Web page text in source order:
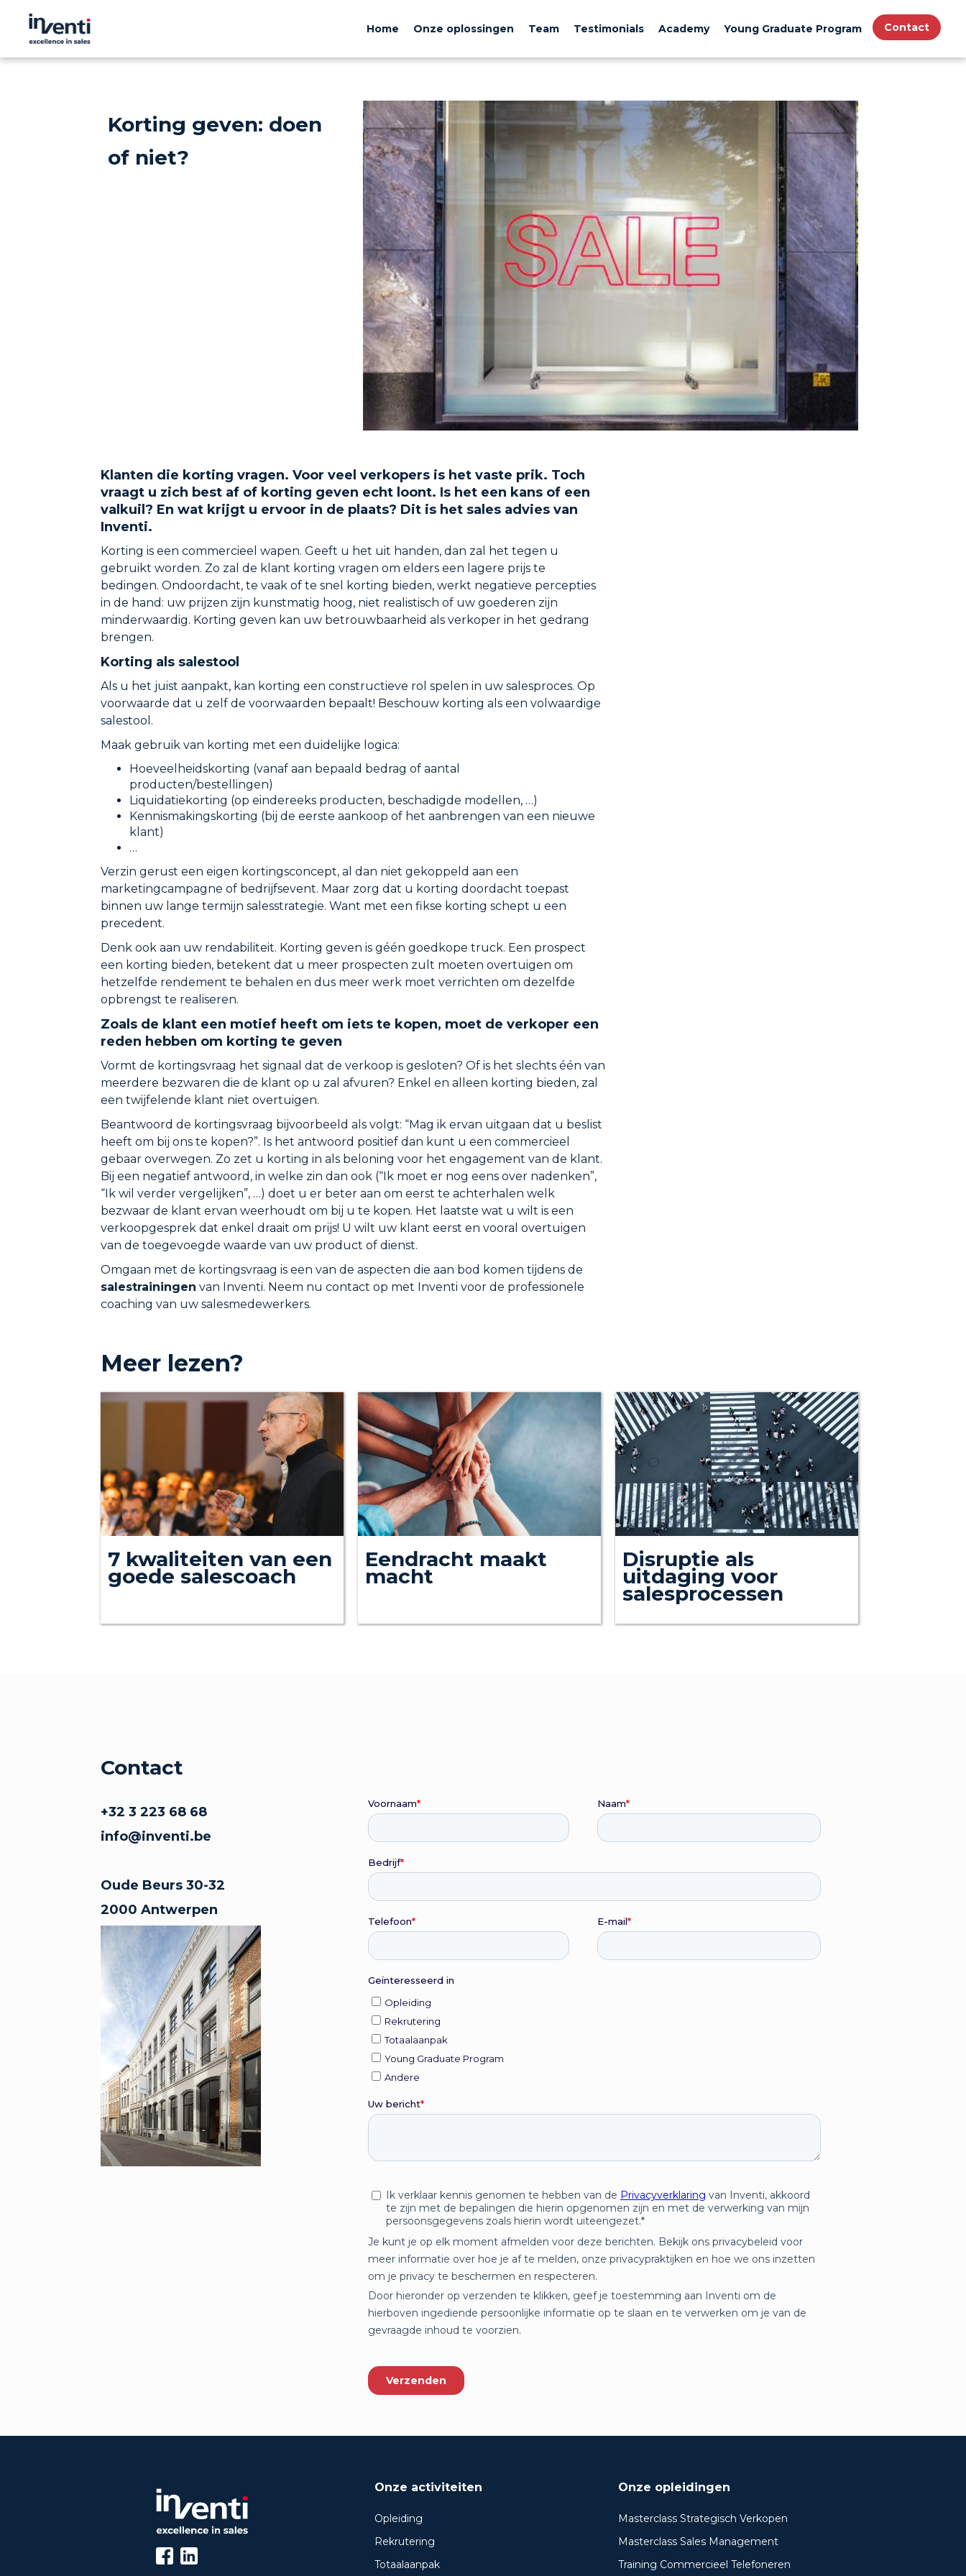
Home Onze oplossingen Team Testimonials Academy Young Graduate Program Contact
Korting geven: doen
of niet?
Klanten die korting vragen. Voor veel verkopers is het vaste prik. Toch
vraagt u zich best af of korting geven echt loont. Is het een kans of een
valkuil? En wat krijgt u ervoor in de plaats? Dit is het sales advies van
Inventi.
Korting is een commercieel wapen. Geeft u het uit handen, dan zal het tegen u
gebruikt worden. Zo zal de klant korting vragen om elders een lagere prijs te
bedingen. Ondoordacht, te vaak of te snel korting bieden, werkt negatieve percepties
in de hand: uw prijzen zijn kunstmatig hoog, niet realistisch of uw goederen zijn
minderwaardig. Korting geven kan uw betrouwbaarheid als verkoper in het gedrang
brengen.
Korting als salestool
Als u het juist aanpakt, kan korting een constructieve rol spelen in uw salesproces. Op
voorwaarde dat u zelf de voorwaarden bepaalt! Beschouw korting als een volwaardige
salestool.
Maak gebruik van korting met een duidelijke logica:
Hoeveelheidskorting (vanaf aan bepaald bedrag of aantal
producten/bestellingen)
Liquidatiekorting (op eindereeks producten, beschadigde modellen, …)
Kennismakingskorting (bij de eerste aankoop of het aanbrengen van een nieuwe
klant)
…
Verzin gerust een eigen kortingsconcept, al dan niet gekoppeld aan een
marketingcampagne of bedrijfsevent. Maar zorg dat u korting doordacht toepast
binnen uw lange termijn salesstrategie. Want met een fikse korting schept u een
precedent.
Denk ook aan uw rendabiliteit. Korting geven is géén goedkope truck. Een prospect
een korting bieden, betekent dat u meer prospecten zult moeten overtuigen om
hetzelfde rendement te behalen en dus meer werk moet verrichten om dezelfde
opbrengst te realiseren.
Zoals de klant een motief heeft om iets te kopen, moet de verkoper een
reden hebben om korting te geven
Vormt de kortingsvraag het signaal dat de verkoop is gesloten? Of is het slechts één van
meerdere bezwaren die de klant op u zal afvuren? Enkel en alleen korting bieden, zal
een twijfelende klant niet overtuigen.
Beantwoord de kortingsvraag bijvoorbeeld als volgt: “Mag ik ervan uitgaan dat u beslist
heeft om bij ons te kopen?”. Is het antwoord positief dan kunt u een commercieel
gebaar overwegen. Zo zet u korting in als beloning voor het engagement van de klant.
Bij een negatief antwoord, in welke zin dan ook (“Ik moet er nog eens over nadenken”,
“Ik wil verder vergelijken”, …) doet u er beter aan om eerst te achterhalen welk
bezwaar de klant ervan weerhoudt om bij u te kopen. Het laatste wat u wilt is een
verkoopgesprek dat enkel draait om prijs! U wilt uw klant eerst en vooral overtuigen
van de toegevoegde waarde van uw product of dienst.
Omgaan met de kortingsvraag is een van de aspecten die aan bod komen tijdens de
salestrainingen van Inventi. Neem nu contact op met Inventi voor de professionele
coaching van uw salesmedewerkers.
Meer lezen?
7 kwaliteiten van een
goede salescoach
Eendracht maakt
macht
Disruptie als
uitdaging voor
salesprocessen
Contact
+32 3 223 68 68
info@inventi.be
Oude Beurs 30-32
2000 Antwerpen
Onze activiteiten
Opleiding
Rekrutering
Totaalaanpak
Onze opleidingen
Masterclass Strategisch Verkopen
Masterclass Sales Management
Training Commercieel Telefoneren